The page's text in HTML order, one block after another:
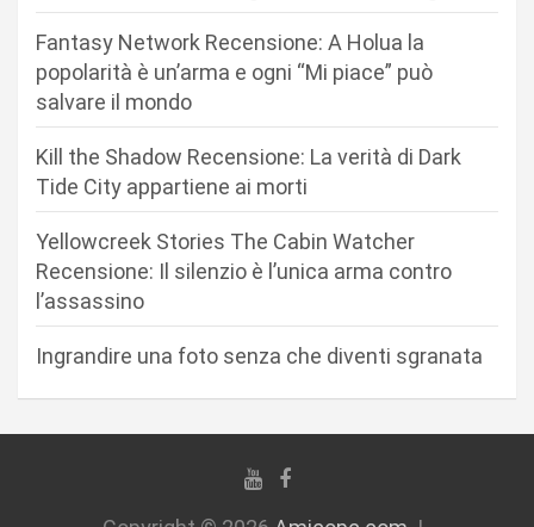
i
Fantasy Network Recensione: A Holua la
popolarità è un’arma e ogni “Mi piace” può
salvare il mondo
Kill the Shadow Recensione: La verità di Dark
Tide City appartiene ai morti
Yellowcreek Stories The Cabin Watcher
Recensione: Il silenzio è l’unica arma contro
l’assassino
Ingrandire una foto senza che diventi sgranata